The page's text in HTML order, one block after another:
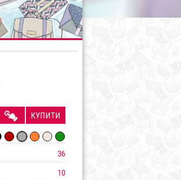
КУПИТИ
36
10